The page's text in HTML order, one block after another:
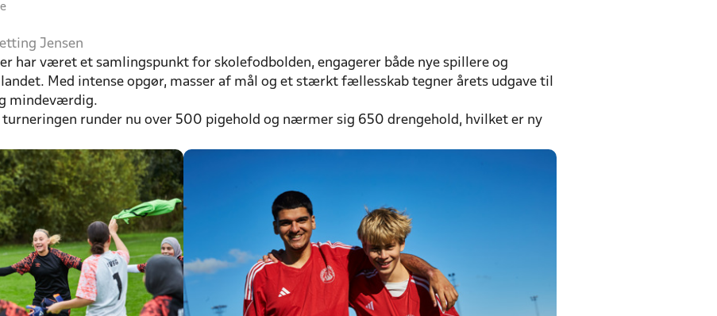
Jensen
har været et samlingspunkt for skolefodbolden, engagerer både nye spillere og
Med intense opgør, masser af mål og et stærkt fællesskab tegner årets udgave til
mindeværdig.
turneringen runder nu over 500 pigehold og nærmer sig 650 drengehold, hvilket er ny